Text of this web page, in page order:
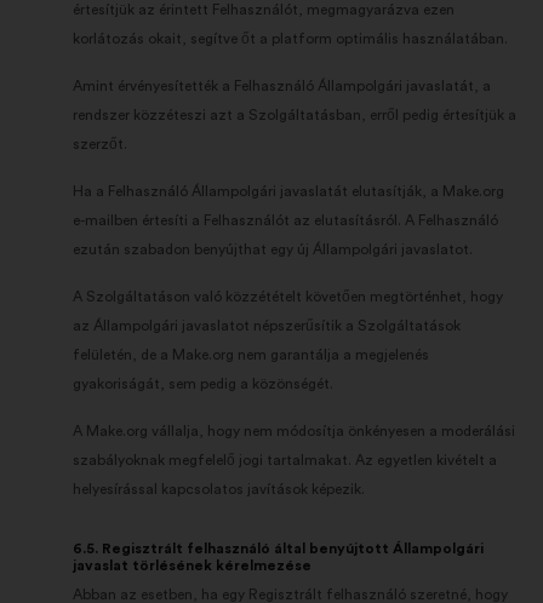
értesítjük az érintett Felhasználót, megmagyarázva ezen
korlátozás okait, segítve őt a platform optimális használatában.
Amint érvényesítették a Felhasználó Állampolgári javaslatát, a
rendszer közzéteszi azt a Szolgáltatásban, erről pedig értesítjük a
szerzőt.
Ha a Felhasználó Állampolgári javaslatát elutasítják, a Make.org
e-mailben értesíti a Felhasználót az elutasításról. A Felhasználó
ezután szabadon benyújthat egy új Állampolgári javaslatot.
A Szolgáltatáson való közzétételt követően megtörténhet, hogy
az Állampolgári javaslatot népszerűsítik a Szolgáltatások
felületén, de a Make.org nem garantálja a megjelenés
gyakoriságát, sem pedig a közönségét.
A Make.org vállalja, hogy nem módosítja önkényesen a moderálási
szabályoknak megfelelő jogi tartalmakat. Az egyetlen kivételt a
helyesírással kapcsolatos javítások képezik.
6.5. Regisztrált felhasználó által benyújtott Állampolgári
javaslat törlésének kérelmezése
Abban az esetben, ha egy Regisztrált felhasználó szeretné, hogy